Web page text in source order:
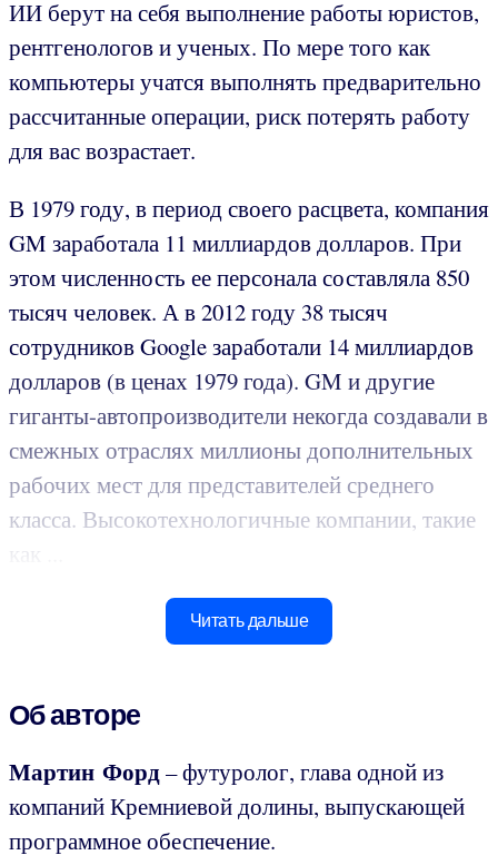
ИИ берут на себя выполнение работы юристов,
рентгенологов и ученых. По мере того как
компьютеры учатся выполнять предварительно
рассчитанные операции, риск потерять работу
для вас возрастает.
В 1979 году, в период своего расцвета, компания
GM заработала 11 миллиардов долларов. При
этом численность ее персонала составляла 850
тысяч человек. А в 2012 году 38 тысяч
сотрудников Google заработали 14 миллиардов
долларов (в ценах 1979 года). GM и другие
гиганты-автопроизводители некогда создавали в
смежных отраслях миллионы дополнительных
рабочих мест для представителей среднего
класса. Высокотехнологичные компании, такие
Читать дальше
Об авторе
Мартин Форд– футуролог, глава одной из
компаний Кремниевой долины, выпускающей
программное обеспечение.